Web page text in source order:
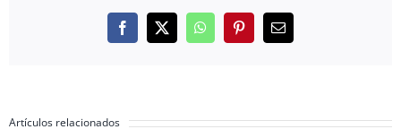
Facebook
X WhatsAppPinterestCorreo
electrónico
Artículos relacionados